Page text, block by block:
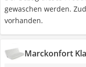
gewaschen werden.
vorhanden.
Marckonfort